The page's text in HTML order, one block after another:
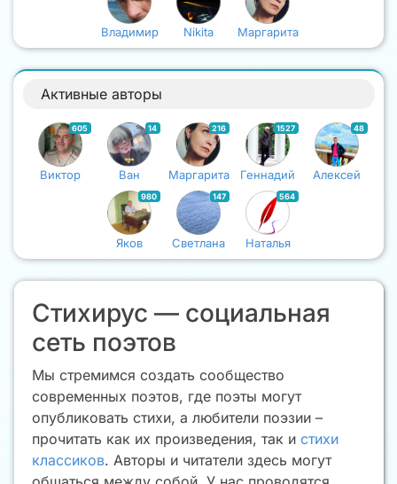
Стихирус — социальная
сеть поэтов
Мы стремимся создать сообщество
современных поэтов, где поэты могут
опубликовать стихи, а любители поэзии –
прочитать как их произведения, так и стихи
классиков. Авторы и читатели здесь могут
Владимир Nikita Маргарита
Активные авторы
605
Виктор
14
Ван
216
Маргарита
1527
Геннадий
48
Алексей
980
Яков
147
Светлана
564
Наталья